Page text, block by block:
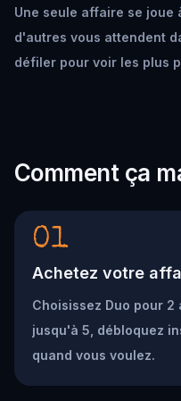
Une seule affaire se joue
d'autres vous attendent
défiler pour voir les plus
Comment ça
01
Achetez votre
Choisissez Duo pour
jusqu'à 5, débloquez
quand vous voulez.